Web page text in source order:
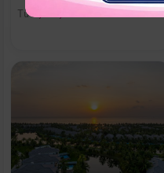
Từ